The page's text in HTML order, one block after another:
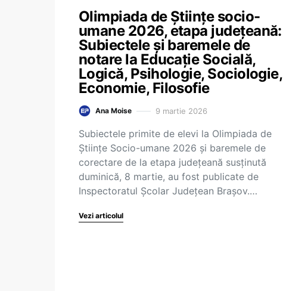
Olimpiada de Științe socio-
umane 2026, etapa județeană:
Subiectele și baremele de
notare la Educație Socială,
Logică, Psihologie, Sociologie,
Economie, Filosofie
Ana Moise 9 martie 2026
Subiectele primite de elevi la Olimpiada de
Științe Socio-umane 2026 și baremele de
corectare de la etapa județeană susținută
duminică, 8 martie, au fost publicate de
Inspectoratul Şcolar Judeţean Braşov.…
Vezi articolul